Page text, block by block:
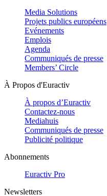
Media Solutions
Projets publics européens
Evénements
Emplois
Agenda
Communiqués de presse
Members’ Circle
À Propos d'Euractiv
À propos d’Euractiv
Contactez-nous
Mediahuis
Communiqués de presse
Publicité politique
Abonnements
Euractiv Pro
Newsletters